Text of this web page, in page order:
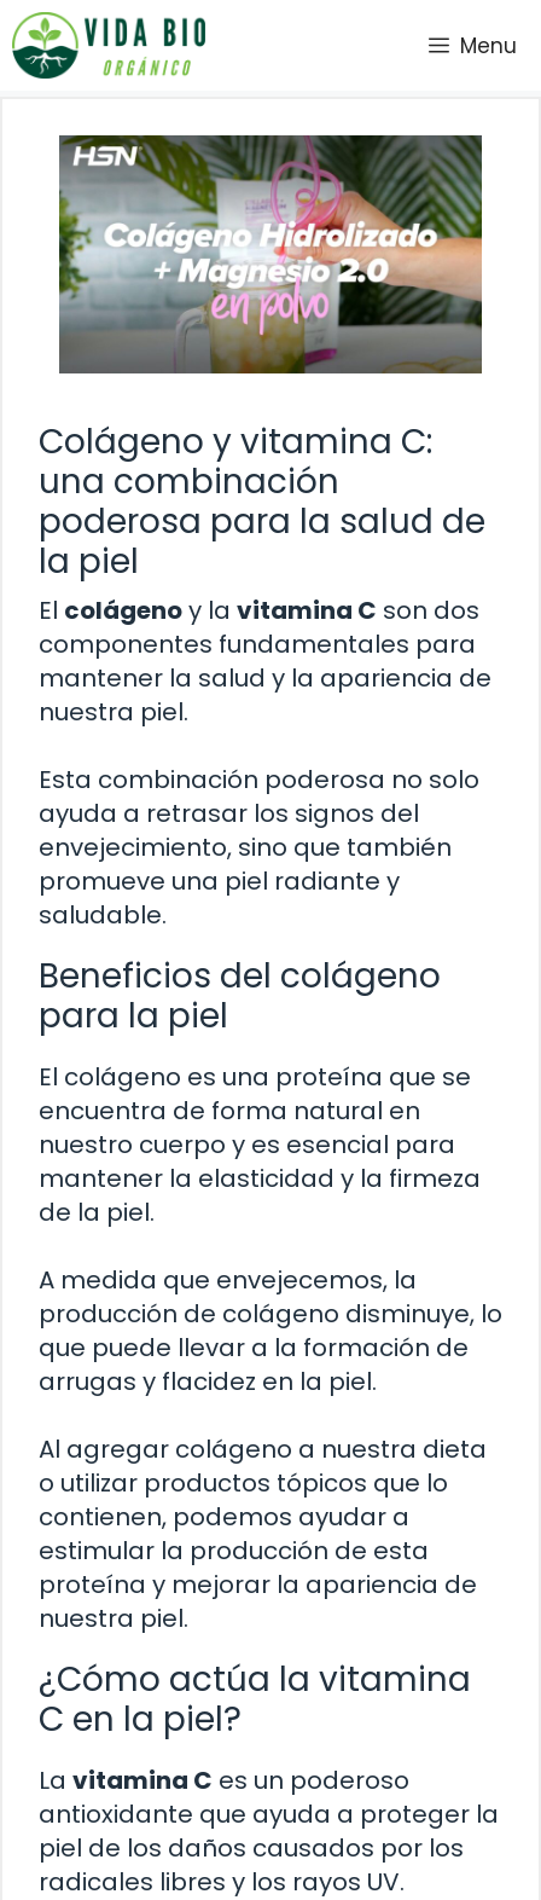
Saltar
al
contenido
Menu
Colágeno y vitamina C:
una combinación
poderosa para la salud de
la piel
El colágenoy la vitamina C son dos
componentes fundamentales para
mantener la salud y la apariencia de
nuestra piel.
Esta combinación poderosa no solo
ayuda a retrasar los signos del
envejecimiento, sino que también
promueve una piel radiante y
saludable.
Beneficios del colágeno
para la piel
El colágeno es una proteína que se
encuentra de forma natural en
nuestro cuerpo y es esencial para
mantener la elasticidad y la firmeza
de la piel.
A medida que envejecemos, la
producción de colágeno disminuye, lo
que puede llevar a la formación de
arrugas y flacidez en la piel.
Al agregar colágeno a nuestra dieta
o utilizar productos tópicos que lo
contienen, podemos ayudar a
estimular la producción de esta
proteína y mejorar la apariencia de
nuestra piel.
¿Cómo actúa la vitamina
C en la piel?
La vitamina C es un poderoso
antioxidante que ayuda a proteger la
piel de los daños causados por los
radicales libres y los rayos UV.